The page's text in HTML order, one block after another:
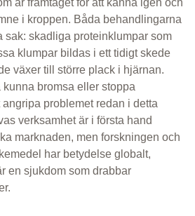
är framtaget för att känna igen och
i kroppen. Båda behandlingarna
sak: skadliga proteinklumpar som
klumpar bildas i ett tidigt skede
växer till större plack i hjärnan.
kunna bromsa eller stoppa
problemet redan i detta
verksamhet är i första hand
marknaden, men forskningen och
har betydelse globalt,
en sjukdom som drabbar